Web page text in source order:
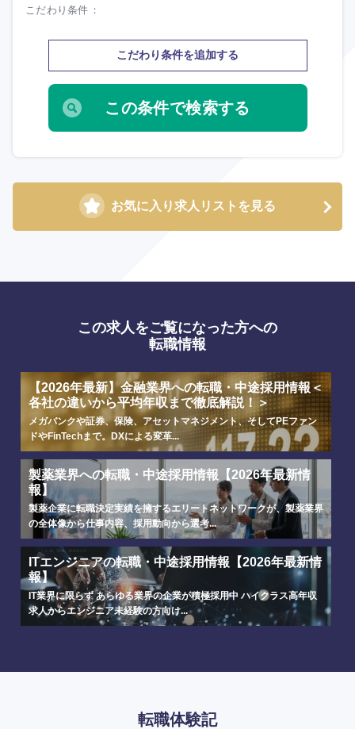
こだわり条件
こだわり条件を追加する
お気に入り求人リストを見る
この求人をご覧になった方への
転職情報
【2026年最新】金融業界への転職・中途採用情報＜
各社の違いから平均年収まで徹底解説！＞
メガバンクや証券、保険、アセットマネジメント、そしてPEファン
ドやFinTechまで。DXによる変革...
製薬業界への転職・中途採用情報【2026年最新情
報】
製薬企業に転職決定実績を擁するエリートネットワークが、製薬業界
の全体像から仕事内容、採用動向から選考...
ITエンジニアの転職・中途採用情報【2026年最新情
報】
IT業界に限らず あらゆる業界の企業が積極採用中 ハイクラス高年収
求人からエンジニア未経験の方向け...
転職体験記